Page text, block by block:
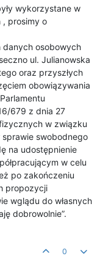
wykorzystane w
prosimy o
danych osobowych
ul. Julianowska
oraz przyszłych
obowiązywania
679 z dnia 27
w związku
swobodnego
na udostępnienie
w celu
po zakończeniu
propozycji
wglądu do własnych
dobrowolnie”.
0